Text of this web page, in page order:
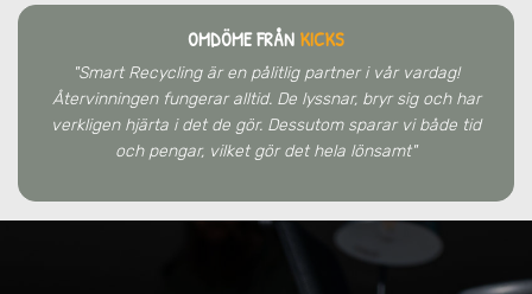
OMDÖME FRÅN KICKS
"Smart Recycling är en pålitlig partner i vår vardag!
Återvinningen fungerar alltid. De lyssnar, bryr sig och har
verkligen hjärta i det de gör. Dessutom sparar vi både tid
och pengar, vilket gör det hela lönsamt"